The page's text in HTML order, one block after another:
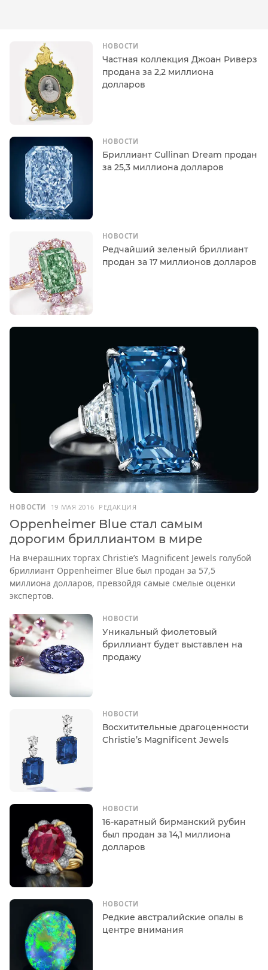
НОВОСТИ
Частная коллекция Джоан Риверз
продана за 2,2 миллиона
долларов
НОВОСТИ
Бриллиант Cullinan Dream продан
за 25,3 миллиона долларов
НОВОСТИ
Редчайший зеленый бриллиант
продан за 17 миллионов долларов
НОВОСТИ 19 МАЯ 2016 РЕДАКЦИЯ
Oppenheimer Blue стал самым
дорогим бриллиантом в мире
На вчерашних торгах Christie’s Magnificent Jewels голубой
бриллиант Oppenheimer Blue был продан за 57,5
миллиона долларов, превзойдя самые смелые оценки
экспертов.
НОВОСТИ
Уникальный фиолетовый
бриллиант будет выставлен на
продажу
НОВОСТИ
Восхитительные драгоценности
Christie’s Magnificent Jewels
НОВОСТИ
16-каратный бирманский рубин
был продан за 14,1 миллиона
долларов
НОВОСТИ
Редкие австралийские опалы в
центре внимания